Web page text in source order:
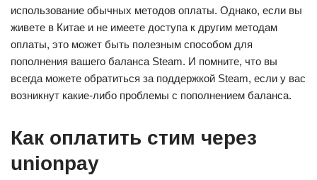
использование обычных методов оплаты. Однако, если вы
живете в Китае и не имеете доступа к другим методам
оплаты, это может быть полезным способом для
пополнения вашего баланса Steam. И помните, что вы
всегда можете обратиться за поддержкой Steam, если у вас
возникнут какие-либо проблемы с пополнением баланса.
Как оплатить стим через
unionpay